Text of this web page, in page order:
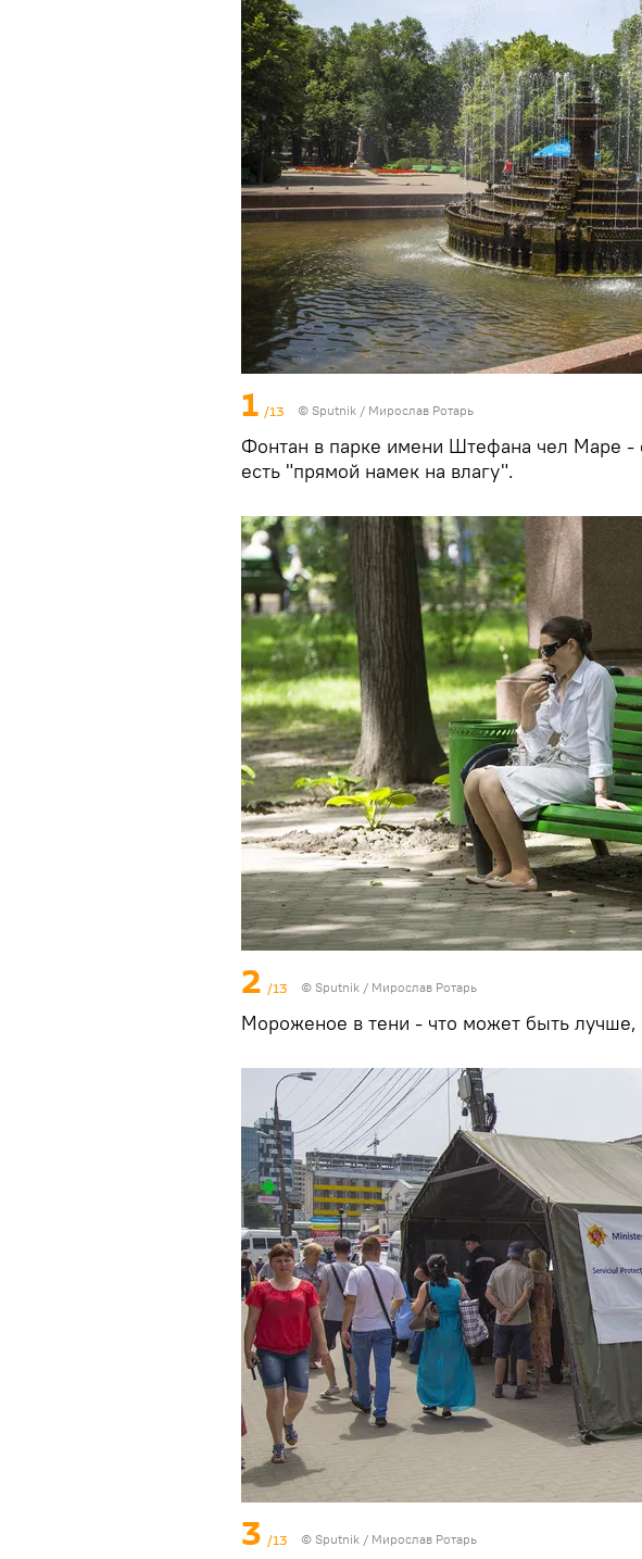
1 /13 © Sputnik / Мирослав Ротарь
Фонтан в парке имени Штефана чел Маре -
есть "прямой намек на влагу".
2 /13 © Sputnik / Мирослав Ротарь
Мороженое в тени - что может быть лучше,
3 /13 © Sputnik / Мирослав Ротарь